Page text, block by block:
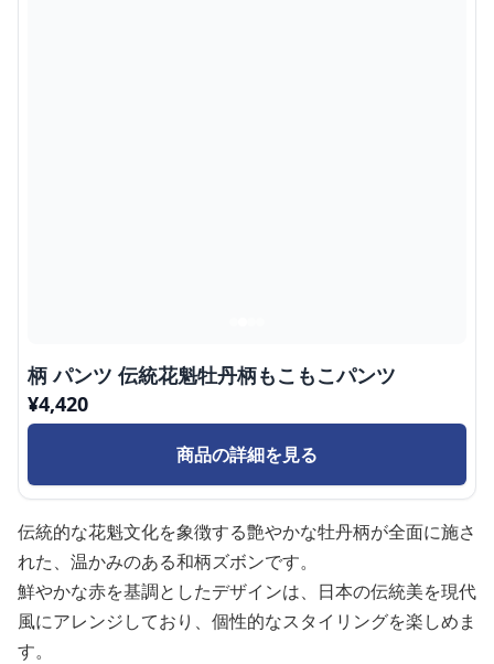
柄 パンツ 伝統花魁牡丹柄もこもこパンツ
¥4,420
商品の詳細を見る
伝統的な花魁文化を象徴する艶やかな牡丹柄が全面に施さ
れた、温かみのある和柄ズボンです。
鮮やかな赤を基調としたデザインは、日本の伝統美を現代
風にアレンジしており、個性的なスタイリングを楽しめま
す。